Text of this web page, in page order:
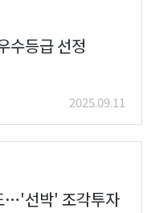
수등급 선정
2025.09.11
…'선박' 조각투자